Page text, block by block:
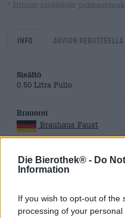
Die Bierothek® - Do
Information
If you wish to opt-out of the
processing of your
* Hinnat sisältävät
Info Arvion perusteella
Sisältö
0,50 Litra Pullo
Brauerei
Brauhaus Faust
10020020
EAN
Paino
0.5kg(0.88kg pakkauksen